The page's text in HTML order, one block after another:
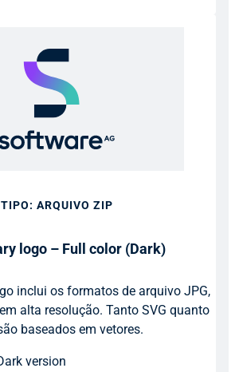
TIPO: ARQUIVO ZIP
logo – Full color (Dark)
inclui os formatos de arquivo JPG,
em alta resolução. Tanto SVG quanto
baseados em vetores.
version